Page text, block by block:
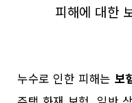
피해에 대한
누수로 인한 피해는 보